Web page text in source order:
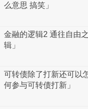
么意思 搞笑」
金融的逻辑2 通往自由
辑」
可转债除了打新还可以
何参与可转债打新」